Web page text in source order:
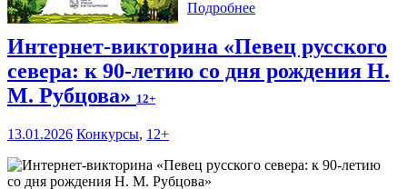
Подробнее
Интернет-викторина «Певец русского
севера: к 90-летию со дня рождения Н.
М. Рубцова» 12+
13.01.2026 Конкурсы, 12+